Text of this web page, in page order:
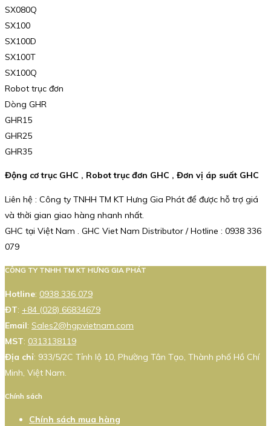
SX080Q
SX100
SX100D
SX100T
SX100Q
Robot trục đơn
Dòng GHR
GHR15
GHR25
GHR35
Động cơ trục GHC , Robot trục đơn GHC , Đơn vị áp suất GHC
Liên hệ : Công ty TNHH TM KT Hưng Gia Phát để được hỗ trợ giá
và thời gian giao hàng nhanh nhất.
GHC tại Việt Nam . GHC Viet Nam Distributor / Hotline : 0938 336
079
CÔNG TY TNHH TM KT HƯNG GIA PHÁT
Hotline: 0938 336 079
ĐT: +84 (028) 66834679
Email: Sales2@hgpvietnam.com
MST: 0313138119
Địa chỉ: 933/5/2C Tỉnh lộ 10, Phường Tân Tạo, Thành phố Hồ Chí
Minh, Việt Nam.
Chính sách
Chính sách mua hàng